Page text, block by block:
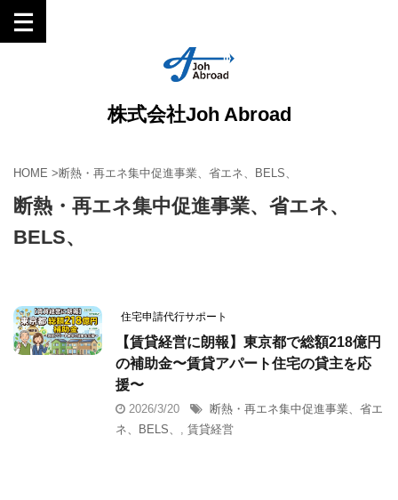
株式会社Joh Abroad
HOME >断熱・再エネ集中促進事業、省エネ、BELS、
断熱・再エネ集中促進事業、省エネ、
BELS、
住宅申請代行サポート
【賃貸経営に朗報】東京都で総額218億円
の補助金〜賃貸アパート住宅の貸主を応
援〜
2026/3/20
断熱・再エネ集中促進事業、省エ
ネ、BELS、
賃貸経営